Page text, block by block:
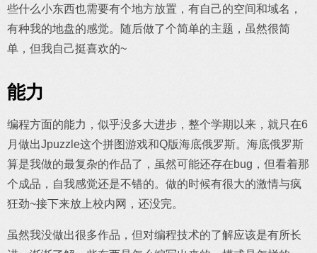
些什么小东西也需要有个地方放置，有自己的空间和域名，
有种我的地盘的感觉。随后做了个简单的主题，虽然很简
单，但我自己挺喜欢的~
能力
编程方面的能力，似乎没多大进步，整个学期以来，就只在6
月做出Jpuzzle这个拼图游戏和Q版海底俄罗斯。海底俄罗斯
算是我做的最复杂的作品了，虽然可能还存在bug，但看着那
个成品，自我感觉还是不错的。做的时候有很大的激情与疯
狂劲~接下来放上校内网，还没完。
虽然我没做出很多作品，但对编程技术的了解应该是有所长